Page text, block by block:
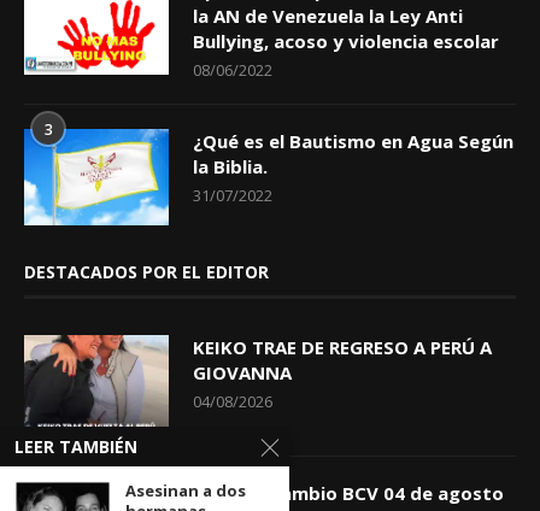
la AN de Venezuela la Ley Anti
Bullying, acoso y violencia escolar
08/06/2022
3
¿Qué es el Bautismo en Agua Según
la Biblia.
31/07/2022
DESTACADOS POR EL EDITOR
KEIKO TRAE DE REGRESO A PERÚ A
GIOVANNA
04/08/2026
Tasa de Cambio BCV 04 de agosto
LEER TAMBIÉN
Asesinan a dos